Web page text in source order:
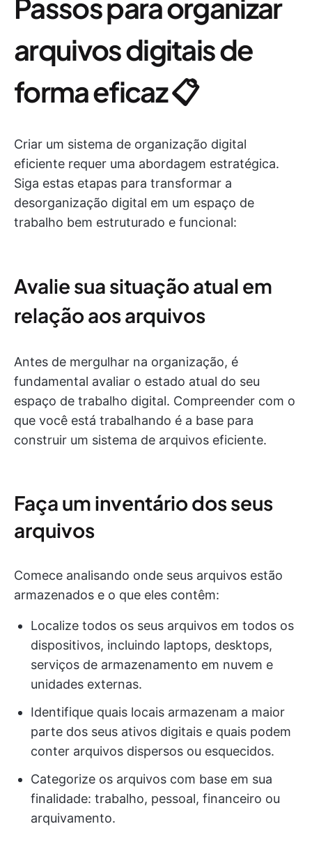
Passos para organizar
arquivos digitais de
forma eficaz 📋
Criar um sistema de organização digital
eficiente requer uma abordagem estratégica.
Siga estas etapas para transformar a
desorganização digital em um espaço de
trabalho bem estruturado e funcional:
Avalie sua situação atual em
relação aos arquivos
Antes de mergulhar na organização, é
fundamental avaliar o estado atual do seu
espaço de trabalho digital. Compreender com o
que você está trabalhando é a base para
construir um sistema de arquivos eficiente.
Faça um inventário dos seus
arquivos
Comece analisando onde seus arquivos estão
armazenados e o que eles contêm:
Localize todos os seus arquivos em todos os
dispositivos, incluindo laptops, desktops,
serviços de armazenamento em nuvem e
unidades externas.
Identifique quais locais armazenam a maior
parte dos seus ativos digitais e quais podem
conter arquivos dispersos ou esquecidos.
Categorize os arquivos com base em sua
finalidade: trabalho, pessoal, financeiro ou
arquivamento.